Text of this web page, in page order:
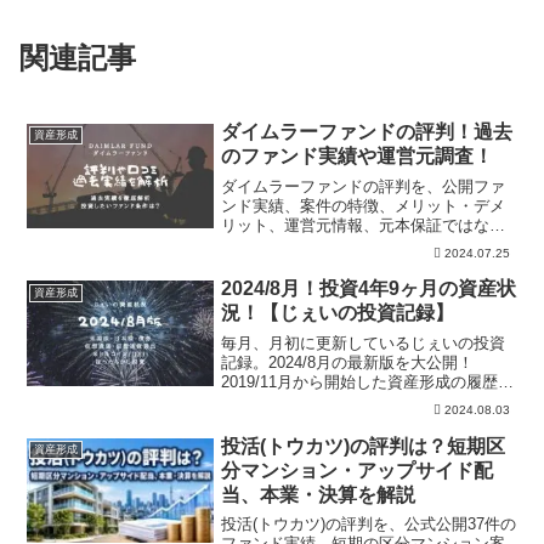
関連記事
資産形成
ダイムラーファンドの評判！過去
のファンド実績や運営元調査！
ダイムラーファンドの評判を、公開ファ
ンド実績、案件の特徴、メリット・デメ
リット、運営元情報、元本保証ではない
リスクから整理。登録前に公式条件、過
去案件、どのような案件を検討すべき
か、本文の注意点を投資前に詳しく確認
できます。
2024.07.25
資産形成
2024/8月！投資4年9ヶ月の資産状
況！【じぇいの投資記録】
毎月、月初に更新しているじぇいの投資
記録。2024/8月の最新版を大公開！
2019/11月から開始した資産形成の履歴。
米国株、日本株、仮想通貨、自動売買、
金含めた、じぇいの総資産も公開中！
2024.08.03
資産形成
投活(トウカツ)の評判は？短期区
分マンション・アップサイド配
当、本業・決算を解説
投活(トウカツ)の評判を、公式公開37件の